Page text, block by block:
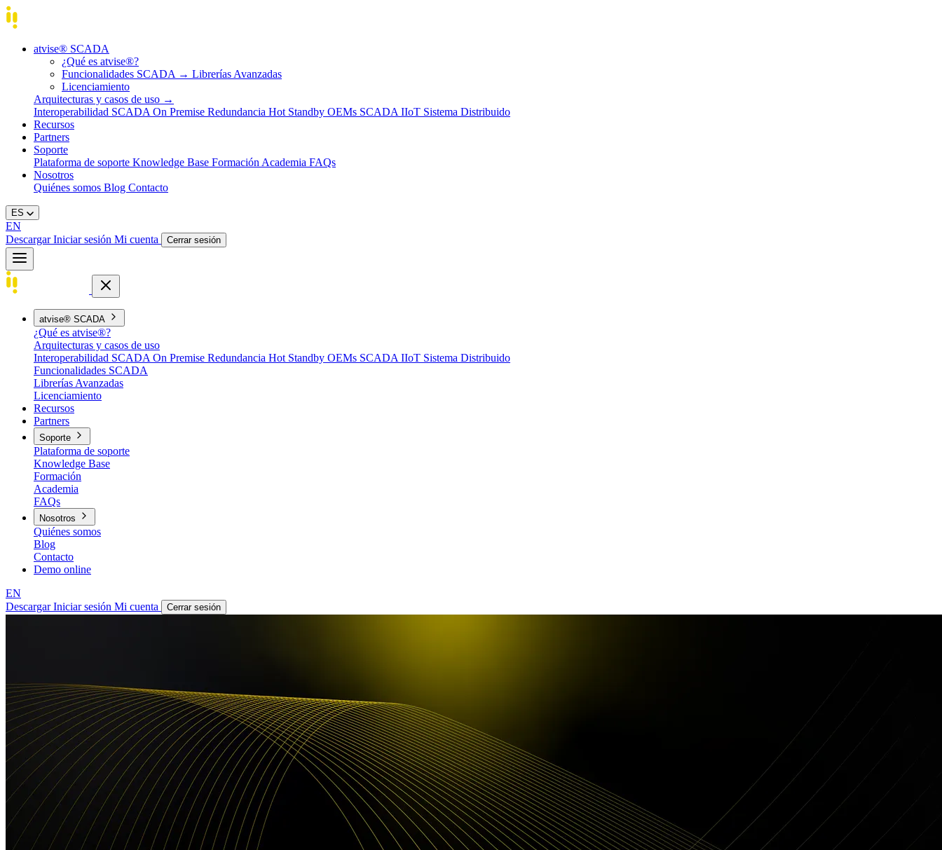
atvise® SCADA
¿Qué es atvise®?
Funcionalidades SCADA → Librerías Avanzadas
Licenciamiento
Arquitecturas y casos de uso →
Interoperabilidad SCADA On Premise Redundancia Hot Standby OEMs SCADA IIoT Sistema Distribuido
Recursos
Partners
Soporte
Plataforma de soporte Knowledge Base Formación Academia FAQs
Nosotros
Quiénes somos Blog Contacto
ES
EN
DescargarIniciar sesión Mi cuenta Cerrar sesión
atvise® SCADA
¿Qué es atvise®?
Arquitecturas y casos de uso
Interoperabilidad SCADA On Premise Redundancia Hot Standby OEMs SCADA IIoT Sistema Distribuido
Funcionalidades SCADA
Librerías Avanzadas
Licenciamiento
Recursos
Partners
Soporte
Plataforma de soporte
Knowledge Base
Formación
Academia
FAQs
Nosotros
Quiénes somos
Blog
Contacto
Demo online
EN
DescargarIniciar sesión Mi cuenta Cerrar sesión